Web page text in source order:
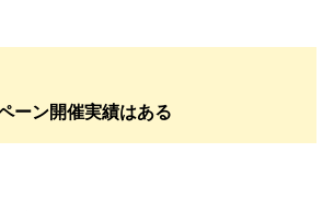
ーン開催実績はある